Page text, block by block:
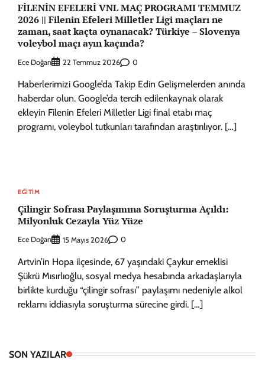
FİLENİN EFELERİ VNL MAÇ PROGRAMI TEMMUZ
2026 || Filenin Efeleri Milletler Ligi maçları ne
zaman, saat kaçta oynanacak? Türkiye – Slovenya
voleybol maçı ayın kaçında?
Ece Doğan 22 Temmuz 2026 0
Haberlerimizi Google’da Takip Edin Gelişmelerden anında
haberdar olun. Google’da tercih edilenkaynak olarak
ekleyin Filenin Efeleri Milletler Ligi final etabı maç
programı, voleybol tutkunları tarafından araştırılıyor. […]
EĞITIM
Çilingir Sofrası Paylaşımına Soruşturma Açıldı:
Milyonluk Cezayla Yüz Yüze
Ece Doğan 15 Mayıs 2026 0
Artvin’in Hopa ilçesinde, 67 yaşındaki Çaykur emeklisi
Şükrü Mısırlıoğlu, sosyal medya hesabında arkadaşlarıyla
birlikte kurduğu “çilingir sofrası” paylaşımı nedeniyle alkol
reklamı iddiasıyla soruşturma sürecine girdi. […]
SON YAZILAR